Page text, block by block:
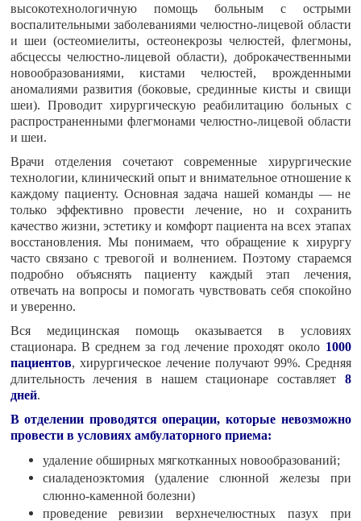
высокотехнологичную помощь больным с острыми
воспалительными заболеваниями челюстно-лицевой области
и шеи (остеомиелиты, остеонекрозы челюстей, флегмоны,
абсцессы челюстно-лицевой области), доброкачественными
новообразованиями, кистами челюстей, врожденными
аномалиями развития (боковые, срединные кисты и свищи
шеи). Проводит хирургическую реабилитацию больных с
распространенными флегмонами челюстно-лицевой области
и шеи.
Врачи отделения сочетают современные хирургические
технологии, клинический опыт и внимательное отношение к
каждому пациенту. Основная задача нашей команды — не
только эффективно провести лечение, но и сохранить
качество жизни, эстетику и комфорт пациента на всех этапах
восстановления. Мы понимаем, что обращение к хирургу
часто связано с тревогой и волнением. Поэтому стараемся
подробно объяснять пациенту каждый этап лечения,
отвечать на вопросы и помогать чувствовать себя спокойно
и уверенно.
Вся медицинская помощь оказывается в условиях
стационара. В среднем за год лечение проходят около 1000
пациентов, хирургическое лечение получают 99%. Средняя
длительность лечения в нашем стационаре составляет8
дней.
В отделении проводятся операции, которые невозможно
провести в условиях амбулаторного приема:
удаление обширных мягкотканных новообразований;
сиаладеноэктомия (удаление слюнной железы при
слюнно-каменной болезни)
проведение ревизии верхнечелюстных пазух при